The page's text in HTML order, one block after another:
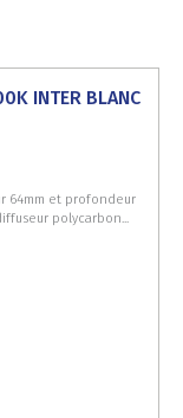
INTER BLANC
64mm et profondeur
polycarbon...